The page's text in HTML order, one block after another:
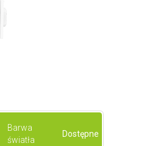
Barwa
światła
Dostępne